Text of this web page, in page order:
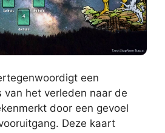
een
van het verleden naar de
door een gevoel
Deze kaart